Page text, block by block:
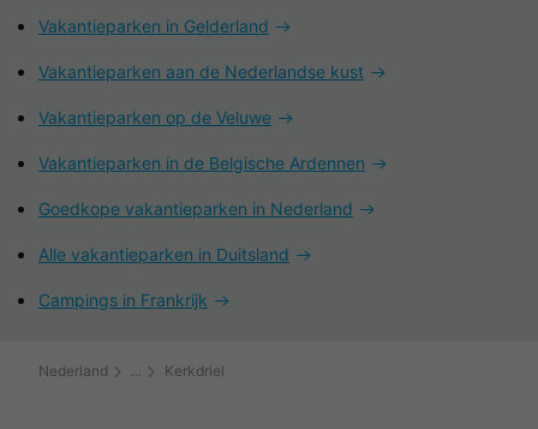
Vakantieparken in Gelderland
Vakantieparken aan de Nederlandse kust
Vakantieparken op de Veluwe
Vakantieparken in de Belgische Ardennen
Goedkope vakantieparken in Nederland
Alle vakantieparken in Duitsland
Campings in Frankrijk
Nederland Kerkdriel